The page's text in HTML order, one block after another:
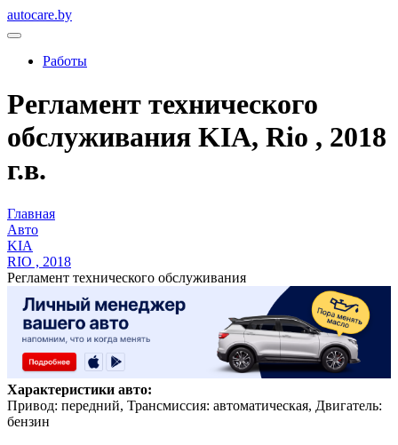
autocare.by
Работы
Регламент технического
обслуживания KIA, Rio , 2018
г.в.
Главная
Авто
KIA
RIO , 2018
Регламент технического обслуживания
Характеристики авто:
Привод: передний, Трансмиссия: автоматическая, Двигатель:
бензин